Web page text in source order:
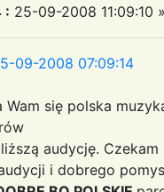
: 25-09-2008 11:09:10
09-2008 07:09:14
Wam się polska
audycję.
i dobrego